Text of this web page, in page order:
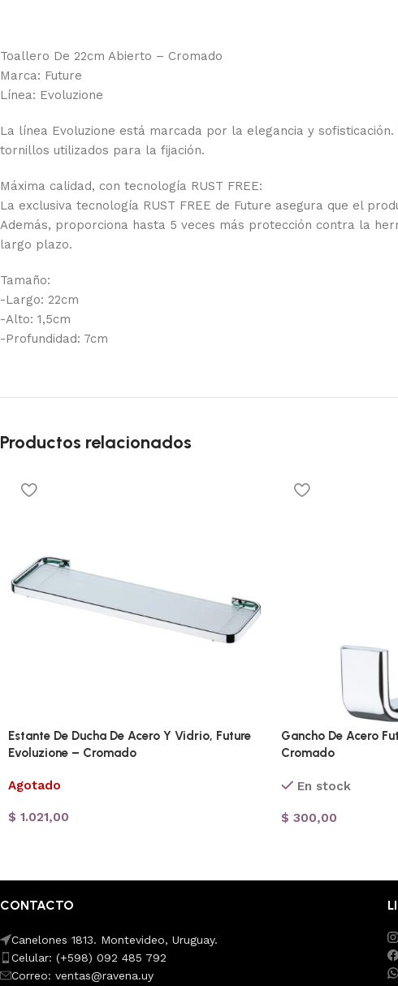
Toallero De 22cm Abierto – Cromado
Marca: Future
Línea: Evoluzione
La línea Evoluzione está marcada por la elegancia y
tornillos utilizados para la fijación.
Máxima calidad, con tecnología RUST FREE:
La exclusiva tecnología RUST FREE de Future asegura que el
Además, proporciona hasta 5 veces más protección contra la
largo plazo.
Tamaño:
-Largo: 22cm
-Alto: 1,5cm
-Profundidad: 7cm
Productos relacionados
Estante De Ducha De Acero Y Vidrio, Future
Evoluzione – Cromado
Agotado
$ 1.021,00
Gancho De Acero
Cromado
En stock
$ 300,00
CONTACTO
Canelones 1813. Montevideo, Uruguay.
Celular: (+598) 092 485 792
Correo: ventas@ravena.uy